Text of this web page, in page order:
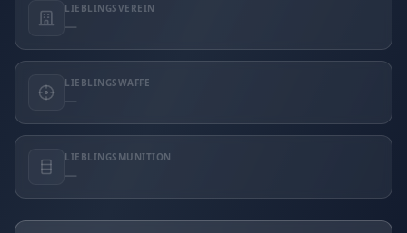
LIEBLINGSVEREIN
—
LIEBLINGSWAFFE
—
LIEBLINGSMUNITION
—